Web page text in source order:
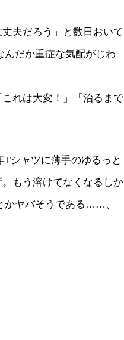
夫だろう」と数日おいて
んだか重症な気配がじわ
れは大変！」「治るまで
シャツに薄手のゆるっと
もう溶けてなくなるしか
かヤバそうである……、